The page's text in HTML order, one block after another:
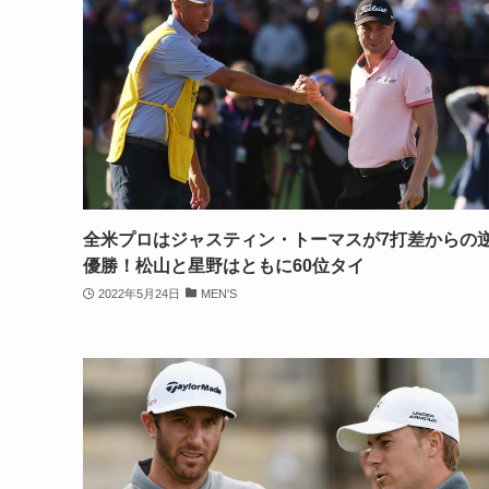
全米プロはジャスティン・トーマスが7打差からの
優勝！松山と星野はともに60位タイ
2022年5月24日 MEN'S